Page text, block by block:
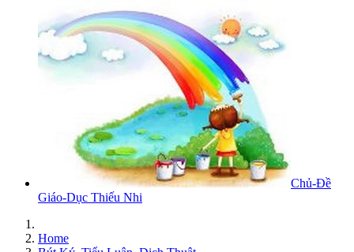
Chủ-Đề
Giáo-Dục Thiếu Nhi
Home